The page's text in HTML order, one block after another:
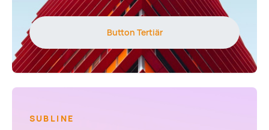
Button Tertiär
SUBLINE